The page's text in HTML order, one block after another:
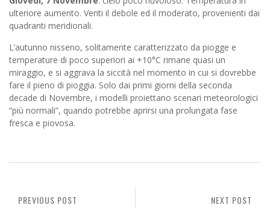
ulteriore aumento. Venti il debole ed il moderato, provenienti dai
quadranti meridionali.
L’autunno nisseno, solitamente caratterizzato da piogge e
temperature di poco superiori ai +10°C rimane quasi un
miraggio, e si aggrava la siccità nel momento in cui si dovrebbe
fare il pieno di pioggia. Solo dai primi giorni della seconda
decade di Novembre, i modelli proiettano scenari meteorologici
“più normali”, quando potrebbe aprirsi una prolungata fase
fresca e piovosa.
NEXT POST
PREVIOUS POST